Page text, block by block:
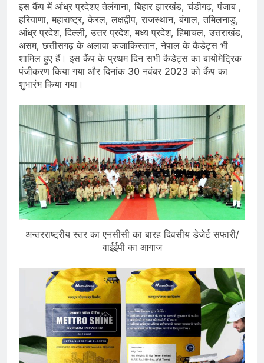
इस कैंप में आंध्र प्रदेशए तेलंगाना, बिहार झारखंड, चंडीगढ़, पंजाब ,
हरियाणा, महाराष्ट्र, केरल, लक्षद्वीप, राजस्थान, बंगाल, तमिलनाडु,
आंध्र प्रदेश, दिल्ली, उत्तर प्रदेश, मध्य प्रदेश, हिमाचल, उत्तराखंड,
असम, छत्तीसगढ़ के अलावा कजाकिस्तान, नेपाल के कैडेट्स भी
शामिल हुए हैं। इस कैंप के प्रथम दिन सभी कैडेट्स का बायोमेट्रिक
पंजीकरण किया गया और दिनांक 30 नवंबर 2023 को कैंप का
शुभारंभ किया गया।
अन्तरराष्ट्रीय स्तर का एनसीसी का बारह दिवसीय डेजेर्ट सफारी/
वाईईपी का आगाज